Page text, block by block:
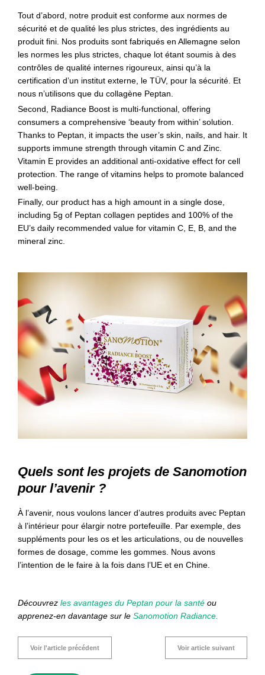
Tout d’abord, notre produit est conforme aux normes de
sécurité et de qualité les plus strictes, des ingrédients au
produit fini. Nos produits sont fabriqués en Allemagne selon
les normes les plus strictes, chaque lot étant soumis à des
contrôles de qualité internes rigoureux, ainsi qu’à la
certification d’un institut externe, le TÜV, pour la sécurité. Et
nous n’utilisons que du collagène Peptan.
Second, Radiance Boost is multi-functional, offering
consumers a comprehensive ‘beauty from within’ solution.
Thanks to Peptan, it impacts the user’s skin, nails, and hair. It
supports immune strength through vitamin C and Zinc.
Vitamin E provides an additional anti-oxidative effect for cell
protection. The range of vitamins helps to promote balanced
well-being.
Finally, our product has a high amount in a single dose,
including 5g of Peptan collagen peptides and 100% of the
EU’s daily recommended value for vitamin C, E, B, and the
mineral zinc.
Quels sont les projets de Sanomotion
pour l’avenir ?
À l’avenir, nous voulons lancer d’autres produits avec Peptan
à l’intérieur pour élargir notre portefeuille. Par exemple, des
suppléments pour les os et les articulations, ou de nouvelles
formes de dosage, comme les gommes. Nous avons
l’intention de le faire à la fois dans l’UE et en Chine.
Découvrez les avantages du Peptan pour la santé ou
apprenez-en davantage sur le Sanomotion Radiance.
Voir l'article précédent Voir article suivant